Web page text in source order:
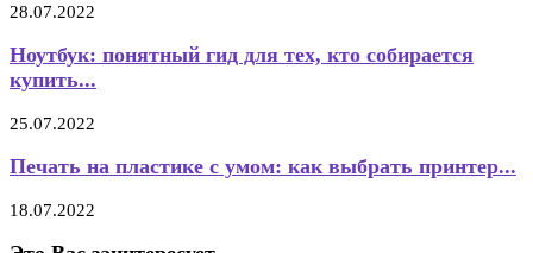
28.07.2022
Ноутбук: понятный гид для тех, кто собирается
купить...
25.07.2022
Печать на пластике с умом: как выбрать принтер...
18.07.2022